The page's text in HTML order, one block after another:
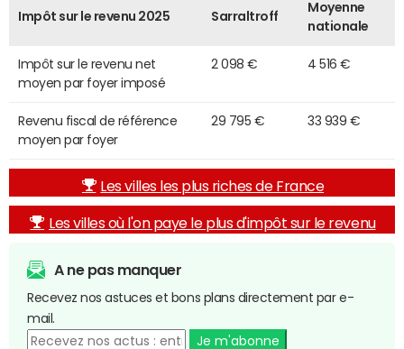
Impôt sur le revenu 2025 Sarraltroff
Moyenne
nationale
Impôt sur le revenu net
moyen par foyer imposé
2 098 € 4 516 €
Revenu fiscal de référence
moyen par foyer
29 795 € 33 939 €
Les villes les plus riches de France
Les villes où l'on paye le plus d'impôt sur le revenu
A ne pas manquer
Recevez nos astuces et bons plans directement par e-
mail.
Je m'abonne